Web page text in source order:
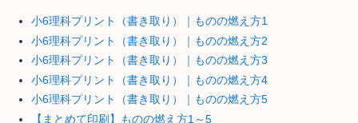
小6理科プリント（書き取り）｜ものの燃え方1
小6理科プリント（書き取り）｜ものの燃え方2
小6理科プリント（書き取り）｜ものの燃え方3
小6理科プリント（書き取り）｜ものの燃え方4
小6理科プリント（書き取り）｜ものの燃え方5
【まとめて印刷】ものの燃え方1～5